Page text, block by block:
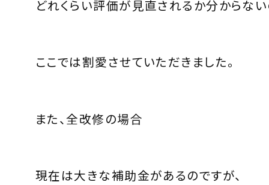
どれくらい評価が見直されるか分からな
ここでは割愛させていただきました。
また、全改修の場合
現在は大きな補助金があるのですが、